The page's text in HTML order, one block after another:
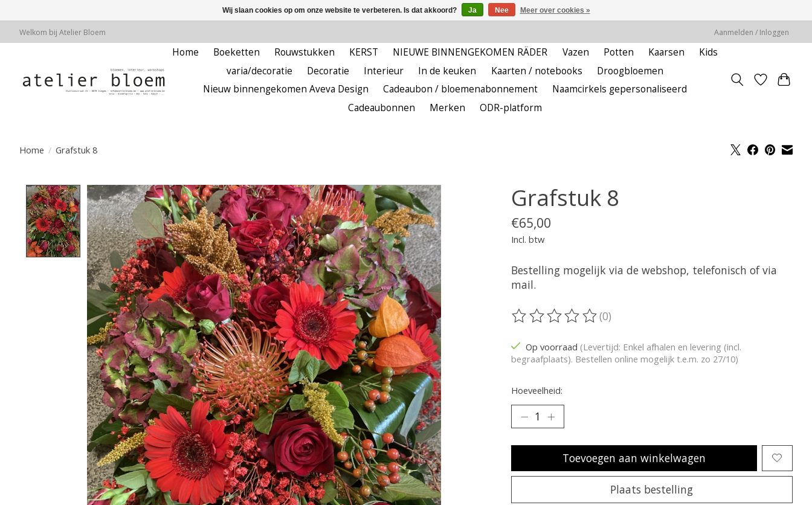
Welkom bij Atelier Bloem Aanmelden / Inloggen
Home Boeketten Rouwstukken KERST NIEUWE BINNENGEKOMEN RÄDER Vazen Potten Kaarsen
Kids
varia/decoratie
Decoratie Interieur In de keuken Kaarten / notebooks
Droogbloemen
Nieuw binnengekomen Aveva Design
Cadeaubon / bloemenabonnement
Naamcirkels gepersonaliseerd
Cadeaubonnen
Merken ODR-platform
Home / Grafstuk 8
Product image slideshow Items Grafstuk 8
€65,00
Incl. btw
Bestelling mogelijk via de webshop, telefonisch of via
mail.
De beoordeling van dit product is
(0)
Op voorraad (Levertijd: Enkel afhalen en levering (incl.
begraafplaats). Bestellen online mogelijk t.e.m. zo 27/10)
Hoeveelheid:
Toevoegen aan winkelwagen
Plaats bestelling
Wij slaan cookies op om onze website te verbeteren. Is dat akkoord? Ja Nee Meer over cookies »